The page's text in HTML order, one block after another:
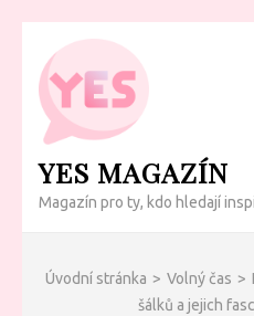
Přeskočit
obsah
(Enter)
YES MAGAZÍN
Magazín pro ty, kdo hledají
Úvodní stránka > Volný čas >
šálků a jejich